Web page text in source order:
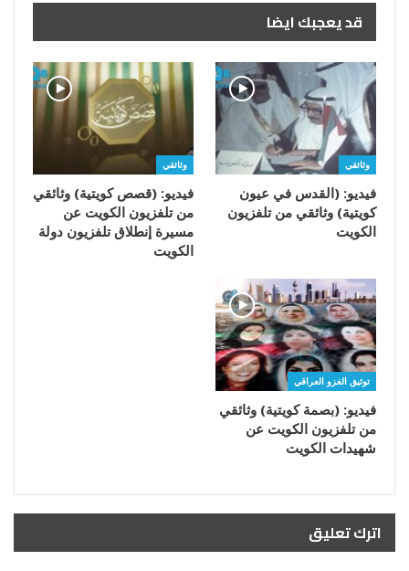
قد يعجبك ايضا
وثائقي
فيديو: (القدس في عيون
كويتية) وثائقي من تلفزيون
الكويت
وثائقي
فيديو: (قصص كويتية) وثائقي
من تلفزيون الكويت عن
مسيرة إنطلاق تلفزيون دولة
الكويت
توثيق الغزو العراقي
فيديو: (بصمة كويتية) وثائقي
من تلفزيون الكويت عن
شهيدات الكويت
اترك تعليق